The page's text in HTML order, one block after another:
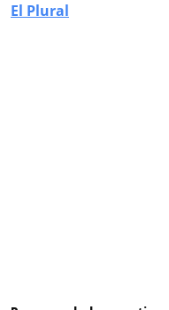
El Plural